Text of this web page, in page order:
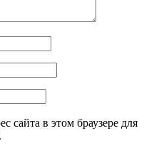
сайта в этом браузере для